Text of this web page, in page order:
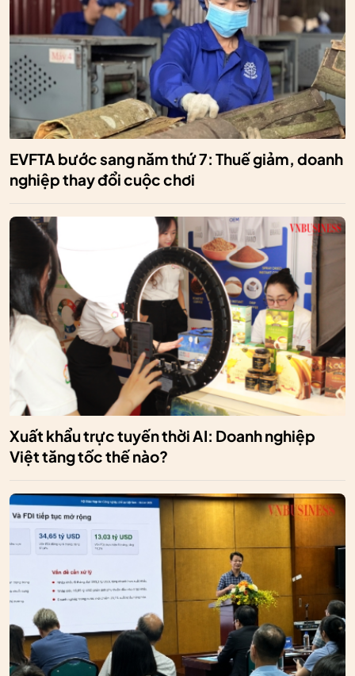
EVFTA bước sang năm thứ 7: Thuế giảm, doanh
nghiệp thay đổi cuộc chơi
Xuất khẩu trực tuyến thời AI: Doanh nghiệp
Việt tăng tốc thế nào?